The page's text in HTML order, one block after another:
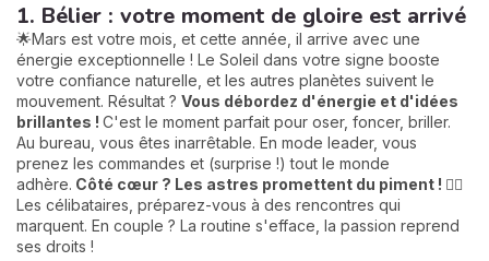
1. Bélier : votre moment de gloire est arrivé
🌟Mars est votre mois, et cette année, il arrive avec une
énergie exceptionnelle ! Le Soleil dans votre signe booste
votre confiance naturelle, et les autres planètes suivent le
mouvement. Résultat ? Vous débordez d'énergie et d'idées
brillantes ! C'est le moment parfait pour oser, foncer, briller.
Au bureau, vous êtes inarrêtable. En mode leader, vous
prenez les commandes et (surprise !) tout le monde
adhère. Côté cœur ? Les astres promettent du piment ! ❤️‍🔥
Les célibataires, préparez-vous à des rencontres qui
marquent. En couple ? La routine s'efface, la passion reprend
ses droits !